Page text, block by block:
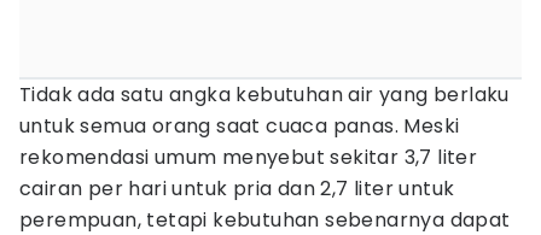
Tidak ada satu angka kebutuhan air yang berlaku
untuk semua orang saat cuaca panas. Meski
rekomendasi umum menyebut sekitar 3,7 liter
cairan per hari untuk pria dan 2,7 liter untuk
perempuan, tetapi kebutuhan sebenarnya dapat